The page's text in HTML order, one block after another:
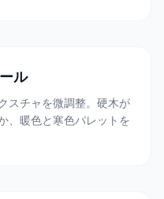
ル
スチャを微調整。硬木が
、暖色と寒色パレットを